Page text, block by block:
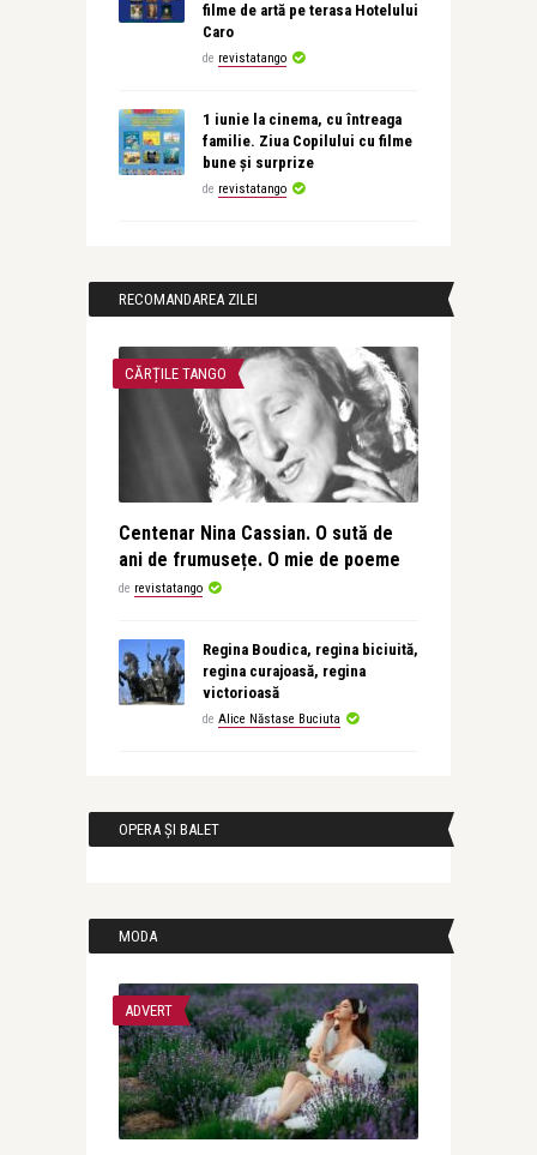
filme de artă pe terasa Hotelului
Caro
de revistatango
1 iunie la cinema, cu întreaga
familie. Ziua Copilului cu filme
bune și surprize
de revistatango
RECOMANDAREA ZILEI
CĂRȚILE TANGO
Centenar Nina Cassian. O sută de
ani de frumusețe. O mie de poeme
de revistatango
Regina Boudica, regina biciuită,
regina curajoasă, regina
victorioasă
de Alice Năstase Buciuta
OPERA ȘI BALET
MODA
ADVERT